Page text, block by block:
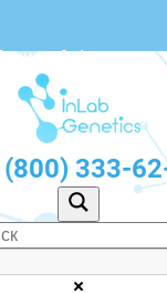
9, Алдан
с 10:00 до 20:00
Пн-Пт с 10:00
(800) 333-